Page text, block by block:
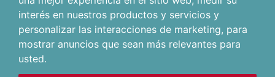
interés en nuestros productos y servicios y
personalizar las interacciones de marketing, para
mostrar anuncios que sean más relevantes para
usted.